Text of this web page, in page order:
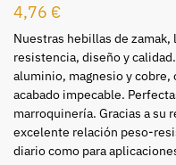
4,76 €
Nuestras hebillas de
resistencia, diseño y
aluminio, magnesio y cobre,
acabado impecable.
marroquinería. Gracias a su
excelente relación peso-
diario como para